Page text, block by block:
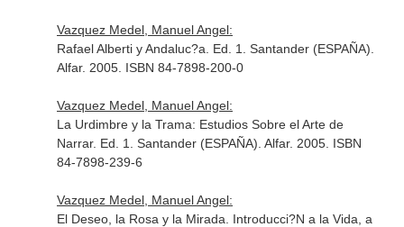
Vazquez Medel, Manuel Angel:
Rafael Alberti y Andaluc?a. Ed. 1. Santander (ESPAÑA).
Alfar. 2005. ISBN 84-7898-200-0
Vazquez Medel, Manuel Angel:
La Urdimbre y la Trama: Estudios Sobre el Arte de
Narrar. Ed. 1. Santander (ESPAÑA). Alfar. 2005. ISBN
84-7898-239-6
Vazquez Medel, Manuel Angel:
El Deseo, la Rosa y la Mirada. Introducci?N a la Vida, a